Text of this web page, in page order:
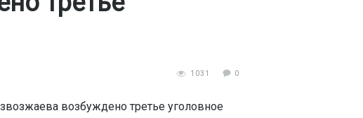
1031 0
возбуждено третье уголовное